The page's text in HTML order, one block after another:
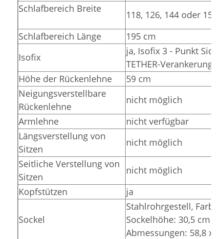
Schlafbereich Breite
118, 126, 144 oder
Schlafbereich Länge
195 cm
Isofix
ja, Isofix 3 - Punkt
TETHER-
Höhe der Rückenlehne
59 cm
Neigungsverstellbare
Rückenlehne
nicht möglich
Armlehne
nicht verfügbar
Längsverstellung von
Sitzen
nicht möglich
Seitliche Verstellung von
Sitzen
nicht möglich
Kopfstützen
ja
Sockel
Stahlrohrgestell,
Sockelhöhe: 30,5 cm
Abmessungen: 58,8 x